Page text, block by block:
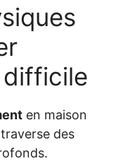
en maison
des